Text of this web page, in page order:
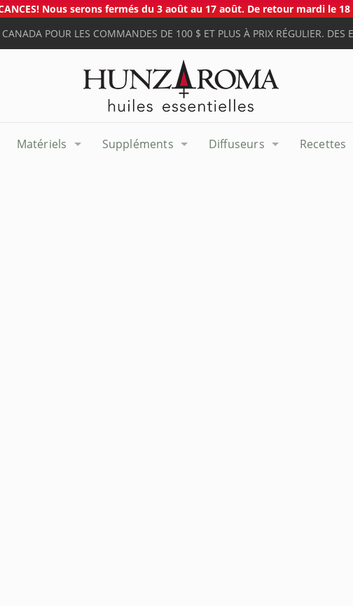
Nous serons fermés du 3 août au 17 août. De retour mardi le
POUR LES COMMANDES DE 100 $ ET PLUS À PRIX RÉGULIER. DES
Matériels Suppléments Diffuseurs Recettes